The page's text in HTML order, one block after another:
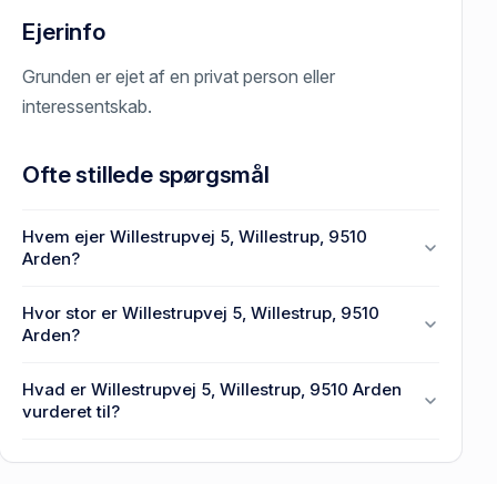
Ejerinfo
Grunden er ejet af en privat person eller
interessentskab.
Ofte stillede spørgsmål
Hvem ejer Willestrupvej 5, Willestrup, 9510
Arden?
9510 Arden.
Hvor stor er Willestrupvej 5, Willestrup, 9510
Arden?
Willestrup, 9510 Arden.
Hvad er Willestrupvej 5, Willestrup, 9510 Arden
vurderet til?